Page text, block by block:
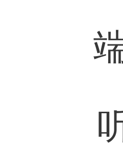
端
听